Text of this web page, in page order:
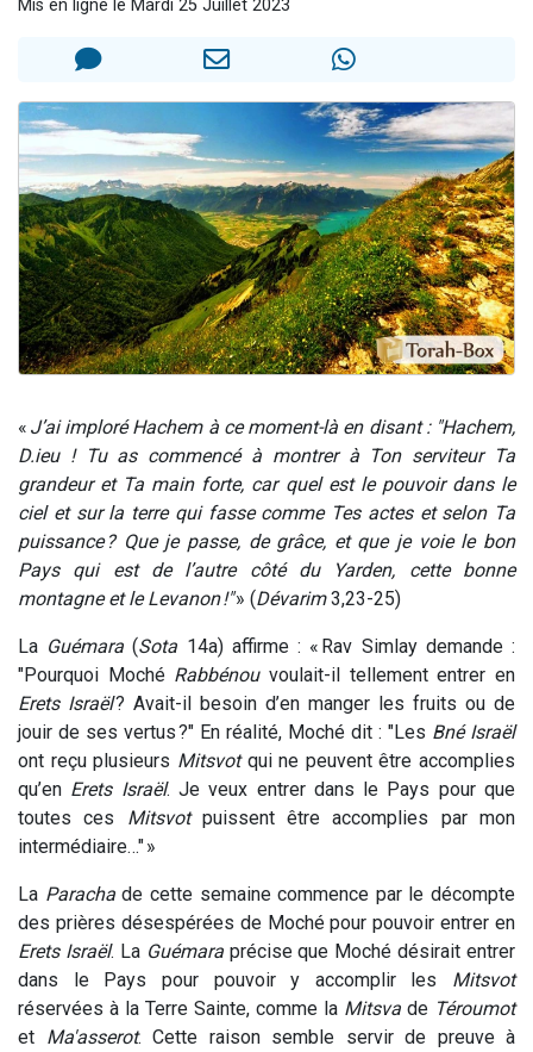
2 nouvelles musiques dans Torah-Box Music
6 personnes viennent de nous rejoindre sur WhatsApp
Mis en ligne le Mardi 25 Juillet 2023
« J’ai imploré Hachem à ce moment-là en disant : "Hachem,
D.ieu ! Tu as commencé à montrer à Ton serviteur Ta
grandeur et Ta main forte, car quel est le pouvoir dans le
ciel et sur la terre qui fasse comme Tes actes et selon Ta
puissance ? Que je passe, de grâce, et que je voie le bon
Pays qui est de l’autre côté du Yarden, cette bonne
montagne et le Levanon !"» (Dévarim3,23-25)
La Guémara (Sota 14a) affirme : « Rav Simlay demande :
"Pourquoi Moché Rabbénouvoulait-il tellement entrer en
Erets Israël? Avait-il besoin d’en manger les fruits ou de
jouir de ses vertus ?" En réalité, Moché dit : "Les Bné Israël
ont reçu plusieurs Mitsvotqui ne peuvent être accomplies
qu’en Erets Israël. Je veux entrer dans le Pays pour que
toutes ces Mitsvotpuissent être accomplies par mon
intermédiaire…" »
La Parachade cette semaine commence par le décompte
des prières désespérées de Moché pour pouvoir entrer en
Erets Israël. La Guémaraprécise que Moché désirait entrer
dans le Pays pour pouvoir y accomplir les Mitsvot
réservées à la Terre Sainte, comme la Mitsva de Téroumot
et Ma'asserot. Cette raison semble servir de preuve à